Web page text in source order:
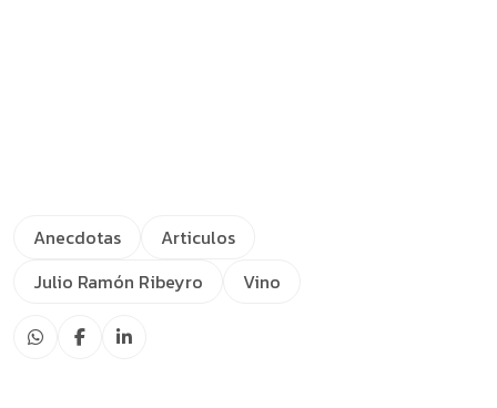
Anecdotas
Articulos
Julio Ramón Ribeyro
Vino